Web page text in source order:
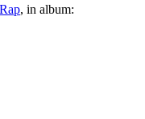
, in album: